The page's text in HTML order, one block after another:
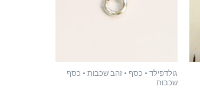
גולדפילד • כסף • זהב שכבות • כסף
שכבות